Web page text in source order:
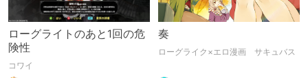
ローグライトのあと1回の危
険性
コワイ
奏
ローグライク×エロ漫画 サキュバス